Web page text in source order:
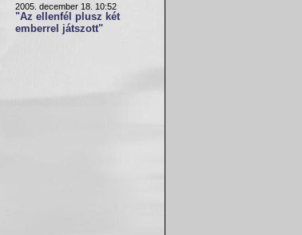
2005. december 18. 10:52
"Az ellenfél plusz két
emberrel játszott"